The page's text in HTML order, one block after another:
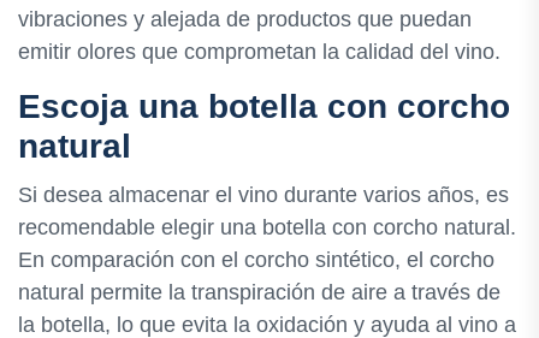
vibraciones y alejada de productos que puedan
emitir olores que comprometan la calidad del vino.
Escoja una botella con corcho
natural
Si desea almacenar el vino durante varios años, es
recomendable elegir una botella con corcho natural.
En comparación con el corcho sintético, el corcho
natural permite la transpiración de aire a través de
la botella, lo que evita la oxidación y ayuda al vino a